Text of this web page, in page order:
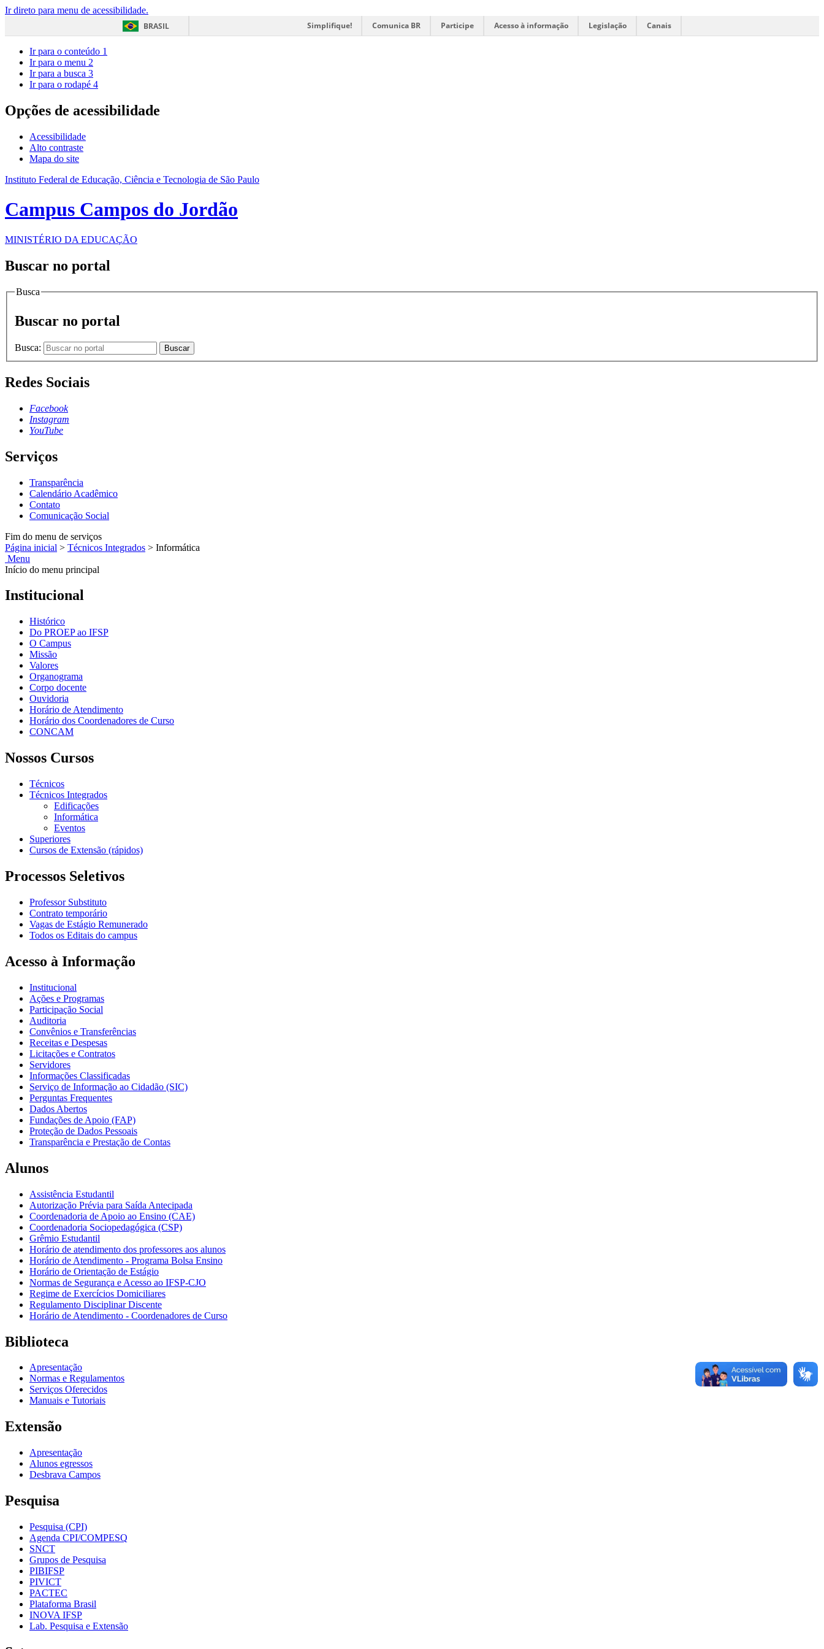
Ir direto para menu de acessibilidade.
BRASIL
Simplifique! Comunica BR Participe Acesso à informação Legislação Canais
Ir para o conteúdo 1
Ir para o menu 2
Ir para a busca 3
Ir para o rodapé 4
Opções de acessibilidade
Acessibilidade
Alto contraste
Mapa do site
Instituto Federal de Educação, Ciência e Tecnologia de São Paulo
Campus Campos do Jordão
MINISTÉRIO DA EDUCAÇÃO
Buscar no portal
Busca
Buscar no portal
Busca: Buscar
Redes Sociais
Facebook
Instagram
YouTube
Serviços
Transparência
Calendário Acadêmico
Contato
Comunicação Social
Fim do menu de serviços
Página inicial > Técnicos Integrados > Informática
Menu
Início do menu principal
Institucional
Histórico
Do PROEP ao IFSP
O Campus
Missão
Valores
Organograma
Corpo docente
Ouvidoria
Horário de Atendimento
Horário dos Coordenadores de Curso
CONCAM
Nossos Cursos
Técnicos
Técnicos Integrados
Edificações
Informática
Eventos
Superiores
Cursos de Extensão (rápidos)
Processos Seletivos
Professor Substituto
Contrato temporário
Vagas de Estágio Remunerado
Todos os Editais do campus
Acesso à Informação
Institucional
Ações e Programas
Participação Social
Auditoria
Convênios e Transferências
Receitas e Despesas
Licitações e Contratos
Servidores
Informações Classificadas
Serviço de Informação ao Cidadão (SIC)
Perguntas Frequentes
Dados Abertos
Fundações de Apoio (FAP)
Proteção de Dados Pessoais
Transparência e Prestação de Contas
Alunos
Assistência Estudantil
Autorização Prévia para Saída Antecipada
Coordenadoria de Apoio ao Ensino (CAE)
Coordenadoria Sociopedagógica (CSP)
Grêmio Estudantil
Horário de atendimento dos professores aos alunos
Horário de Atendimento - Programa Bolsa Ensino
Horário de Orientação de Estágio
Normas de Segurança e Acesso ao IFSP-CJO
Regime de Exercícios Domiciliares
Regulamento Disciplinar Discente
Horário de Atendimento - Coordenadores de Curso
Biblioteca
Apresentação
Normas e Regulamentos
Serviços Oferecidos
Manuais e Tutoriais
Extensão
Apresentação
Alunos egressos
Desbrava Campos
Pesquisa
Pesquisa (CPI)
Agenda CPI/COMPESQ
SNCT
Grupos de Pesquisa
PIBIFSP
PIVICT
PACTEC
Plataforma Brasil
INOVA IFSP
Lab. Pesquisa e Extensão